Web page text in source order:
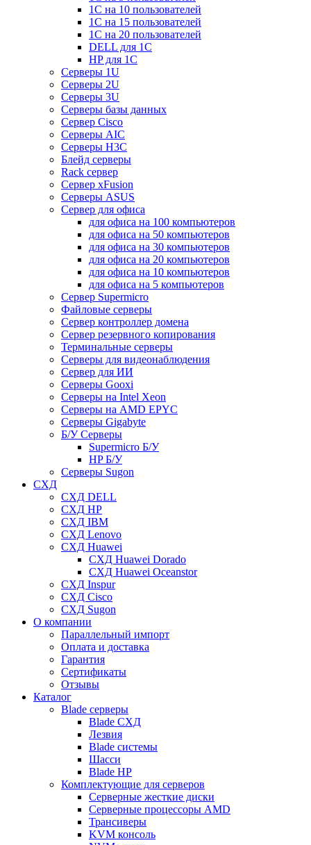
1С на 10 пользователей
1С на 15 пользователей
1С на 20 пользователей
DELL для 1С
HP для 1С
Серверы 1U
Серверы 2U
Серверы 3U
Серверы базы данных
Сервер Cisco
Серверы AIC
Серверы H3C
Блейд серверы
Rack сервер
Сервер xFusion
Серверы ASUS
Сервер для офиса
для офиса на 100 компьютеров
для офиса на 50 компьютеров
для офиса на 30 компьютеров
для офиса на 20 компьютеров
для офиса на 10 компьютеров
для офиса на 5 компьютеров
Сервер Supermicro
Файловые серверы
Сервер контроллер домена
Сервер резервного копирования
Терминальные серверы
Серверы для видеонаблюдения
Сервер для ИИ
Серверы Gooxi
Серверы на Intel Xeon
Серверы на AMD EPYC
Серверы Gigabyte
Б/У Серверы
Supermicro Б/У
HP Б/У
Серверы Sugon
СХД
СХД DELL
СХД HP
СХД IBM
СХД Lenovo
СХД Huawei
СХД Huawei Dorado
СХД Huawei Oceanstor
СХД Inspur
СХД Cisco
СХД Sugon
О компании
Параллельный импорт
Оплата и доставка
Гарантия
Сертификаты
Отзывы
Каталог
Blade серверы
Blade СХД
Лезвия
Blade системы
Шасси
Blade HP
Комплектующие для серверов
Серверные жесткие диски
Серверные процессоры AMD
Трансиверы
KVM консоль